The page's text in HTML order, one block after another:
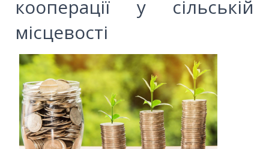
кооперації у сільській
місцевості